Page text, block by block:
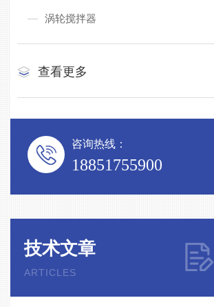
涡轮搅拌器
查看更多
咨询热线：
18851755900
技术文章
ARTICLES